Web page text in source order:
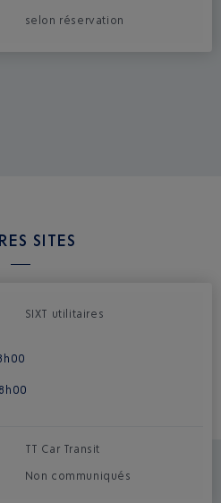
selon réservation
SITES
SIXT utilitaires
TT Car Transit
Non communiqués